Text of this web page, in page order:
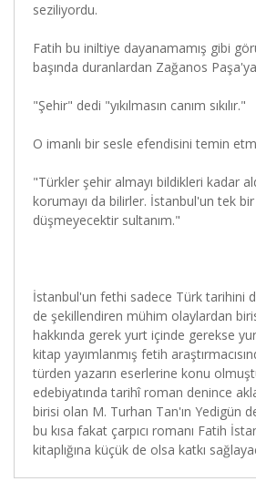
seziliyordu.
Fatih bu iniltiye dayanamamış gibi
başında duranlardan Zağanos
"Şehir" dedi "yıkılmasın canım sıkılır."
O imanlı bir sesle efendisini temin
"Türkler şehir almayı bildikleri kadar
korumayı da bilirler. İstanbul'un tek bir
düşmeyecektir sultanım."
İstanbul'un fethi sadece Türk tarihini
de şekillendiren mühim olaylardan
hakkında gerek yurt içinde gerekse
kitap yayımlanmış fetih
türden yazarın eserlerine konu
edebiyatında tarihî roman denince
birisi olan M. Turhan Tan'ın Yedigün
bu kısa fakat çarpıcı romanı Fatih
kitaplığına küçük de olsa katkı